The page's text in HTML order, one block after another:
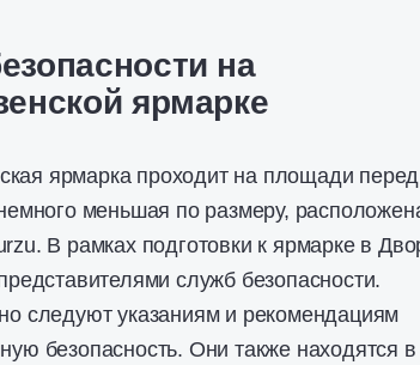
на
ярмарке
ярмарка проходит на площади перед
меньшая по размеру,
В рамках подготовки к ярмарке в
служб безопасности.
следуют указаниям и рекомендациям
безопасность. Они также находятся в